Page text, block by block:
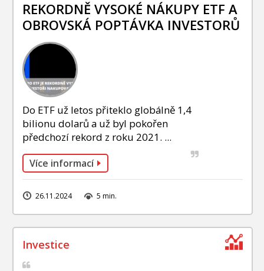
REKORDNĚ VYSOKÉ NÁKUPY ETF A
OBROVSKÁ POPTÁVKA INVESTORŮ
Do ETF už letos přiteklo globálně 1,4
bilionu dolarů a už byl pokořen
předchozí rekord z roku 2021. ...
Více informací
26.11.2024 5 min.